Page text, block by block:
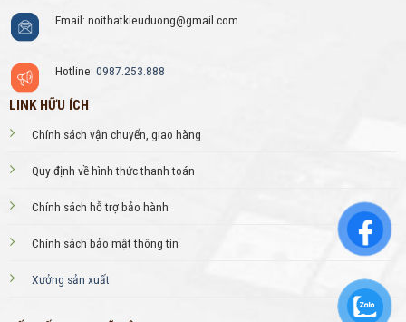
Email: noithatkieuduong@gmail.com
Hotline: 0987.253.888
LINK HỮU ÍCH
Chính sách vận chuyển, giao hàng
Quy định về hình thức thanh toán
Chính sách hỗ trợ bảo hành
Chính sách bảo mật thông tin
Xưởng sản xuất